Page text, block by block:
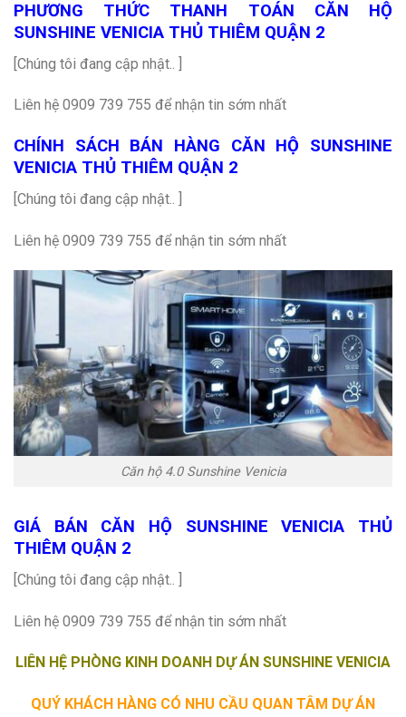
PHƯƠNG THỨC THANH TOÁN CĂN HỘ
SUNSHINE VENICIA THỦ THIÊM QUẬN 2
[Chúng tôi đang cập nhật.. ]
Liên hệ 0909 739 755 để nhận tin sớm nhất
CHÍNH SÁCH BÁN HÀNG CĂN HỘ SUNSHINE
VENICIA THỦ THIÊM QUẬN 2
[Chúng tôi đang cập nhật.. ]
Liên hệ 0909 739 755 để nhận tin sớm nhất
Căn hộ 4.0 Sunshine Venicia
GIÁ BÁN CĂN HỘ SUNSHINE VENICIA THỦ
THIÊM QUẬN 2
[Chúng tôi đang cập nhật.. ]
Liên hệ 0909 739 755 để nhận tin sớm nhất
LIÊN HỆ PHÒNG KINH DOANH DỰ ÁN SUNSHINE VENICIA
QUÝ KHÁCH HÀNG CÓ NHU CẦU QUAN TÂM DỰ ÁN